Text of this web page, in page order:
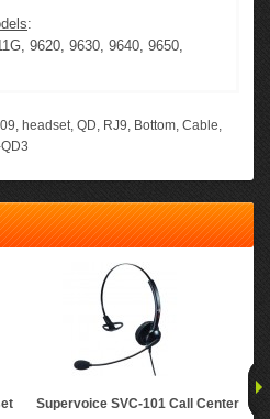
:
9620, 9630, 9640, 9650,
, headset, QD, RJ9, Bottom, Cable,
Supervoice SVC-101 Call Center